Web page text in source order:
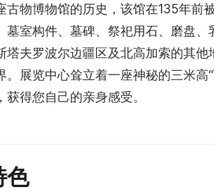
古物博物馆的历史，该馆在135年前
墓室构件、墓碑、祭祀用石、磨盘
塔夫罗波尔边疆区及北高加索的其
。展览中心耸立着一座神秘的三米
得您自己的亲身感受。
色